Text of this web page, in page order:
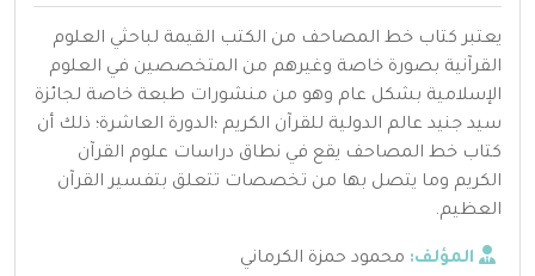
يعتبر كتاب خط المصاحف من الكتب القيمة لباحثي العلوم
القرآنية بصورة خاصة وغيرهم من المتخصصين في العلوم
الإسلامية بشكل عام وهو من منشورات طبعة خاصة لجائزة
سيد جنيد عالم الدولية للقرآن الكريم ؛الدورة العاشرة؛ ذلك أن
كتاب خط المصاحف يقع في نطاق دراسات علوم القرآن
الكريم وما يتصل بها من تخصصات تتعلق بتفسير القرآن
العظيم.
المؤلف: محمود حمزة الكرماني